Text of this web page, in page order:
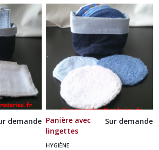
demande Panière avec
lingettes
rondes
Sur demande
HYGIÈNE